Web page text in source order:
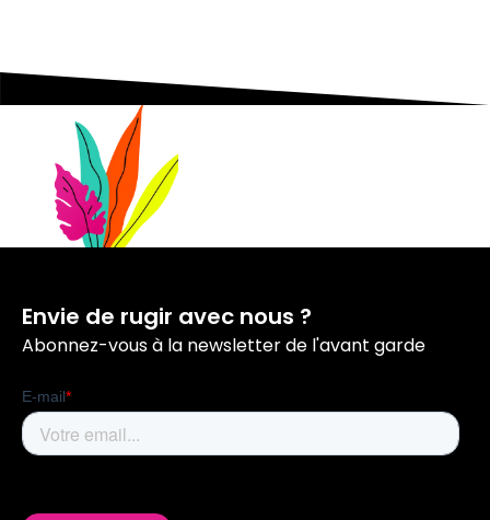
Envie de rugir avec nous ?
Abonnez-vous à la newsletter de l'avant garde